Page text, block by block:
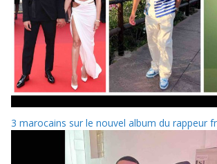
3 marocains sur le nouvel album du rappeur